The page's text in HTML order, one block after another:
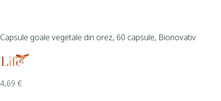
Capsule goale vegetale din orez, 60 capsule, Bionovativ
4,69 €